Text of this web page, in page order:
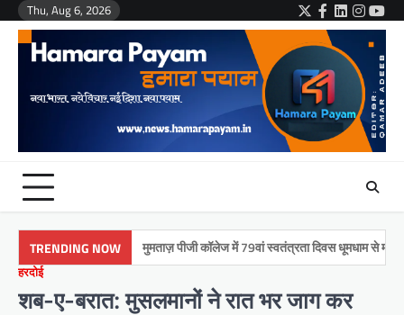
Skip
content
Thu, Aug 6, 2026 Twitter
Facebook
LinkedIn
TRENDING NOWमुमताज़ पीजी कॉलेज में 79वां स्वतंत्रता दिवस धूमधाम से मनाया गया
हरदोई
शब-ए-बरात: मुसलमानों ने रात भर जाग कर